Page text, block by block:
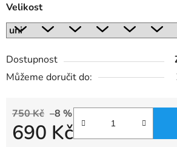
Velikost
Dostupnost
Můžeme doručit do:
750 Kč –8 %
690 Kč